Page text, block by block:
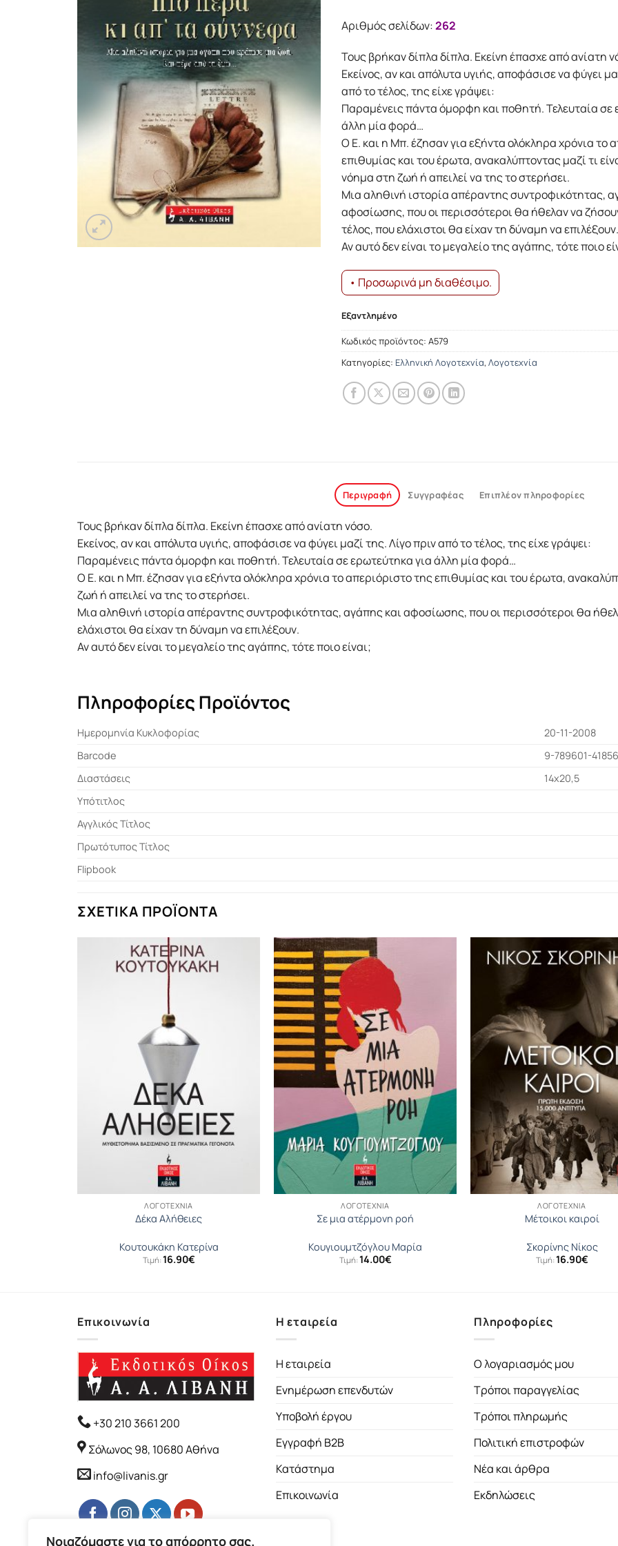
Νοιαζόμαστε για το απόρρητο σας.
14.20€.
Αριθμός σελίδων:262
Τους βρήκαν δίπλα δίπλα. Εκείνη έπασχε ­από ­ανίατη
Εκείνος, αν και απόλυτα υγιής, ­αποφάσισε να φύγει
από το τέλος, της είχε γράψει:
Παραμένεις πάντα όμορφη και ποθητή. Τελευταία σε
άλλη μία φορά…
Ο Ε. και η Μπ. έζησαν για εξήντα ολόκληρα χρόνια το
επιθυμίας και του ­έρωτα, ανακαλύπτοντας μαζί τι
νόημα στη ζωή ή απειλεί να της το στερήσει.
Μια αληθινή ιστορία απέραντης συντροφικότητας,
αφοσίωσης, που οι περισσότεροι θα ήθελαν να
τέλος, που ελάχιστοι θα είχαν τη δύναμη να
Αν αυτό δεν είναι το μεγαλείο της αγάπης, τότε ποιο
• Προσωρινά μη διαθέσιμο.
Εξαντλημένο
Κωδικός προϊόντος:Α579
Κατηγορίες: Ελληνική Λογοτεχνία,Λογοτεχνία
Περιγραφή Συγγραφέας Επιπλέον πληροφορίες
Τους βρήκαν δίπλα δίπλα. Εκείνη έπασχε ­από ­ανίατη νόσο.
Εκείνος, αν και απόλυτα υγιής, ­αποφάσισε να φύγει μαζί της. Λίγο πριν από το τέλος, της είχε γράψει:
Παραμένεις πάντα όμορφη και ποθητή. Τελευταία σε ερωτεύτηκα για άλλη μία φορά…
Ο Ε. και η Μπ. έζησαν για εξήντα ολόκληρα χρόνια το απεριόριστο της επιθυμίας και του ­έρωτα,
ζωή ή απειλεί να της το στερήσει.
Μια αληθινή ιστορία απέραντης συντροφικότητας, αγάπης και αφοσίωσης, που οι περισσότεροι θα
ελάχιστοι θα είχαν τη δύναμη να επιλέξουν.
Αν αυτό δεν είναι το μεγαλείο της αγάπης, τότε ποιο είναι;
Πληροφορίες Προϊόντος
Ημερομηνία Κυκλοφορίας
20-11-2008
Barcode
9-789601-
Διαστάσεις
14x20,5
Υπότιτλος
Αγγλικός Τίτλος
Πρωτότυπος Τίτλος
Flipbook
ΣΧΕΤΙΚΆ ΠΡΟΪΌΝΤΑ
ΛΟΓΟΤΕΧΝΊΑ
Δέκα Αλήθειες
Κουτουκάκη Κατερίνα
Τιμή:16.90€
ΛΟΓΟΤΕΧΝΊΑ
Σε μια ατέρμονη ροή
Κουγιουµτζόγλου Μαρία
Τιμή:14.00€
ΛΟΓΟΤΕΧΝΊΑ
Μέτοικοι καιροί
Σκορίνης Νίκος
Τιμή:16.90€
Επικοινωνία
+30 210 3661 200
Σόλωνος 98, 10680 Αθήνα
info@livanis.gr
Η εταιρεία
Η εταιρεία
Ενημέρωση επενδυτών
Υποβολή έργου
Εγγραφή B2B
Κατάστημα
Επικοινωνία
Πληροφορίες
Ο λογαριασμός μου
Τρόποι παραγγελίας
Τρόποι πληρωμής
Πολιτική επιστροφών
Νέα και άρθρα
Εκδηλώσεις